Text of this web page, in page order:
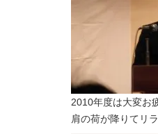
2010年度は大変お
肩の荷が降りてリ